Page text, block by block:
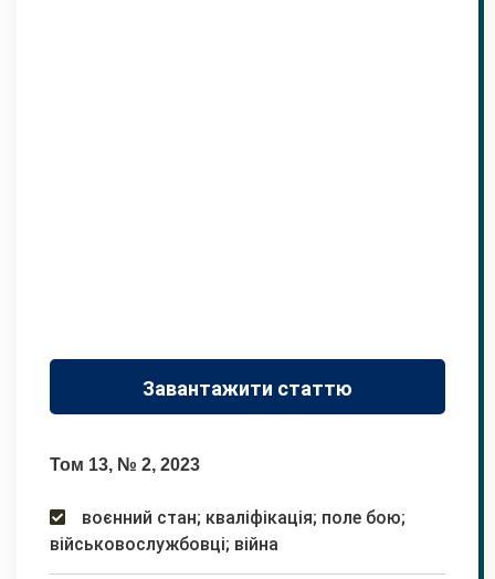
Завантажити статтю
Том 13, № 2, 2023
воєнний стан; кваліфікація; поле бою;
військовослужбовці; війна